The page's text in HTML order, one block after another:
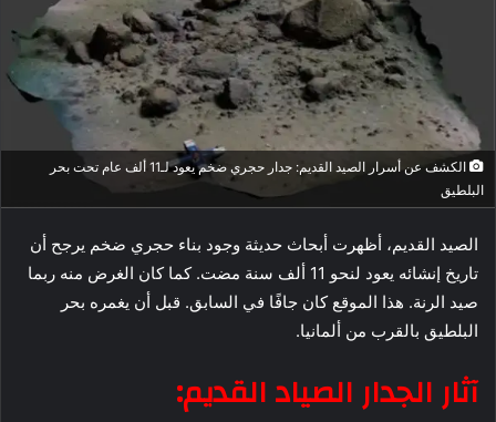
الكشف عن أسرار الصيد القديم: جدار حجري ضخم يعود لـ11 ألف عام تحت بحر
البلطيق
الصيد القديم، أظهرت أبحاث حديثة وجود بناء حجري ضخم يرجح أن
تاريخ إنشائه يعود لنحو 11 ألف سنة مضت. كما كان الغرض منه ربما
صيد الرنة. هذا الموقع كان جافًا في السابق. قبل أن يغمره بحر
البلطيق بالقرب من ألمانيا.
آثار الجدار الصياد القديم: